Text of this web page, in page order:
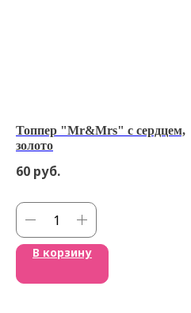
Топпер "Mr&Mrs" с сердцем,
золото
60 руб.
В корзину